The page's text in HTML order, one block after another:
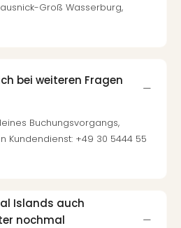
Groß Wasserburg,
bei weiteren Fragen
Buchungsvorgangs,
Kundendienst: +49 30 5444 55
Islands auch
nochmal